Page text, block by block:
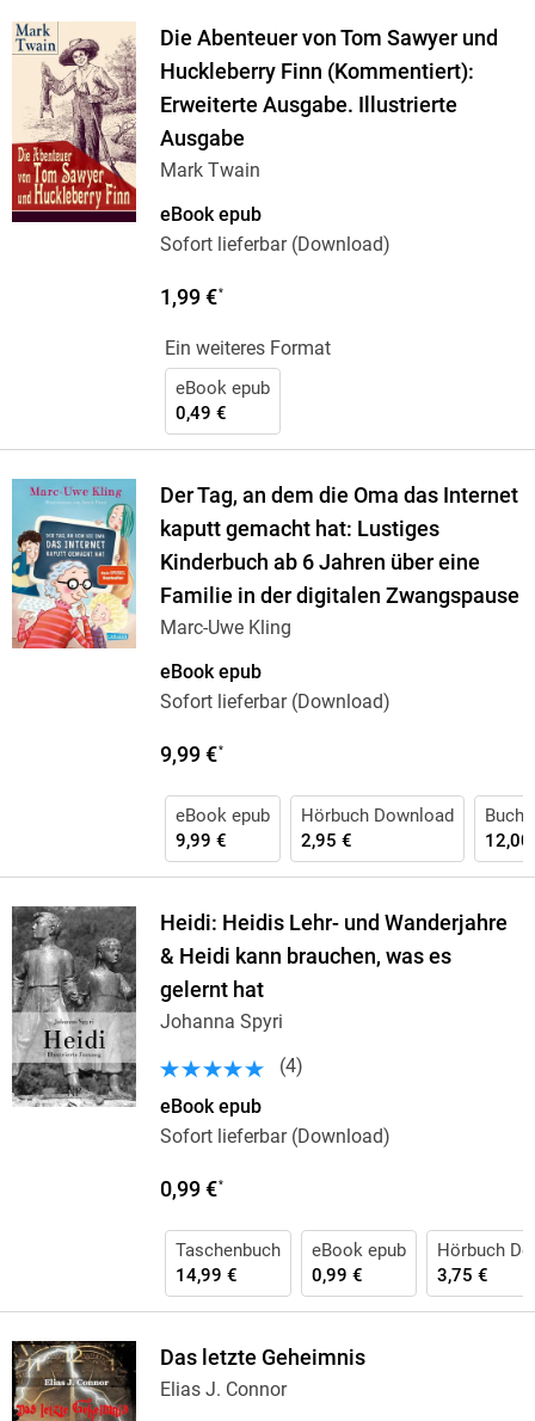
Die Abenteuer von Tom Sawyer und
Huckleberry Finn (Kommentiert):
Erweiterte Ausgabe. Illustrierte
Ausgabe
Mark Twain
eBook epub
Sofort lieferbar (Download)
1,99 €*
Ein weiteres Format
eBook epub
0,49 €
Der Tag, an dem die Oma das Internet
kaputt gemacht hat: Lustiges
Kinderbuch ab 6 Jahren über eine
Familie in der digitalen Zwangspause
Marc-Uwe Kling
eBook epub
Sofort lieferbar (Download)
9,99 €*
eBook epub
9,99 €
Hörbuch Download
2,95 €
Buch
12,00
Heidi: Heidis Lehr- und Wanderjahre
& Heidi kann brauchen, was es
gelernt hat
Johanna Spyri
(4)
eBook epub
Sofort lieferbar (Download)
0,99 €*
Taschenbuch
14,99 €
eBook epub
0,99 €
Hörbuch
3,75 €
Das letzte Geheimnis
Elias J. Connor